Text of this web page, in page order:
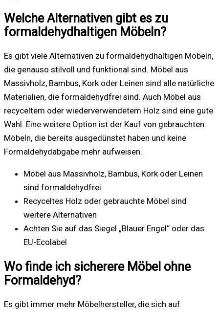
Welche Alternativen gibt es zu
formaldehydhaltigen Möbeln?
Es gibt viele Alternativen zu formaldehydhaltigen Möbeln,
die genauso stilvoll und funktional sind. Möbel aus
Massivholz, Bambus, Kork oder Leinen sind alle natürliche
Materialien, die formaldehydfrei sind. Auch Möbel aus
recyceltem oder wiederverwendetem Holz sind eine gute
Wahl. Eine weitere Option ist der Kauf von gebrauchten
Möbeln, die bereits ausgedünstet haben und keine
Formaldehydabgabe mehr aufweisen.
Möbel aus Massivholz, Bambus, Kork oder Leinen
sind formaldehydfrei
Recyceltes Holz oder gebrauchte Möbel sind
weitere Alternativen
Achten Sie auf das Siegel „Blauer Engel“ oder das
EU-Ecolabel
Wo finde ich sicherere Möbel ohne
Formaldehyd?
Es gibt immer mehr Möbelhersteller, die sich auf